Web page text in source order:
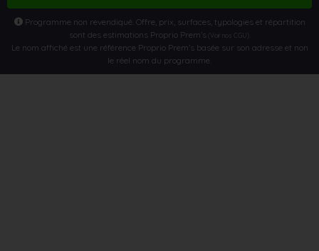
Programme non revendiqué. Offre, prix, surfaces, typologies et répartition
sont des estimations Proprio Prem’s(Voir nos CGU)
Le nom affiché est une référence Proprio Prem’s basée sur son adresse et non
le réel nom du programme.